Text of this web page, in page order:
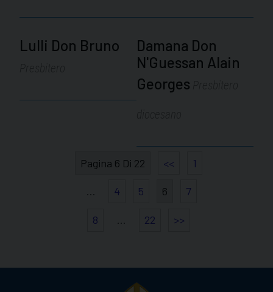
Lulli Don Bruno
Damana Don
N'Guessan Alain
Georges
Pagina 6 Di 22 << 1
… 4 5 6 7
8 … 22 >>